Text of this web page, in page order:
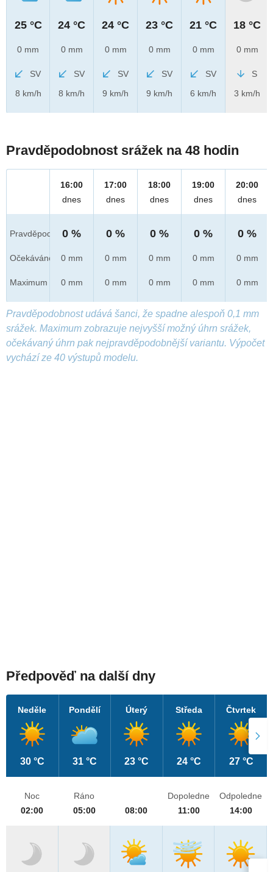
25 °C
0 mm
SV
8 km/h
24 °C
0 mm
SV
8 km/h
24 °C
0 mm
SV
9 km/h
23 °C
0 mm
SV
9 km/h
21 °C
0 mm
SV
6 km/h
18 °C
0 mm
S
3 km/h
Pravděpodobnost srážek na 48 hodin
Pravděpod.
Očekáváno
Maximum
16:00
dnes
0 %
0 mm
0 mm
17:00
dnes
0 %
0 mm
0 mm
18:00
dnes
0 %
0 mm
0 mm
19:00
dnes
0 %
0 mm
0 mm
20:00
dnes
0 %
0 mm
0 mm
Pravděpodobnost udává šanci, že spadne alespoň 0,1 mm
srážek. Maximum zobrazuje nejvyšší možný úhrn srážek,
očekávaný úhrn pak nejpravděpodobnější variantu. Výpočet
vychází ze 40 výstupů modelu.
Předpověď na další dny
Neděle
30 °C
Pondělí
31 °C
Úterý
23 °C
Středa
24 °C
Čtvrtek
27 °C
Noc
02:00
Ráno
05:00
08:00
Dopoledne
11:00
Odpoledne
14:00